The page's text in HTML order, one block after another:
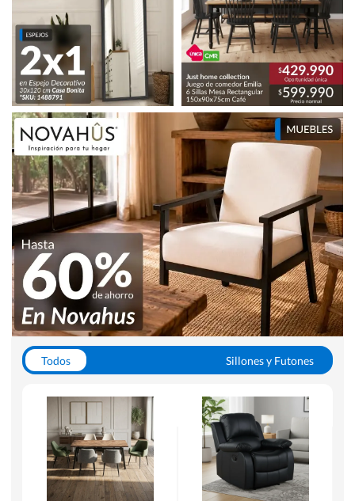
Todos
Sillones y Futones
Escritorios y Sillas PC
Racks y Muebles TV
Alfombras